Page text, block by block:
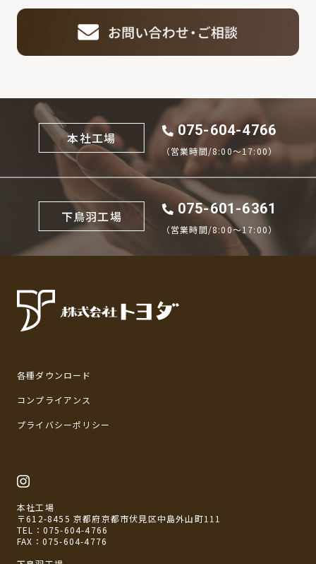
本社工場 075-604-4766
（営業時間/8:00〜17:00）
下鳥羽工場 075-601-6361
（営業時間/8:00〜17:00）
各種ダウンロード
コンプライアンス
プライバシーポリシー
本社工場
〒612-8455 京都府京都市伏見区中島外山町111
TEL： 075-604-4766
FAX：075-604-4776